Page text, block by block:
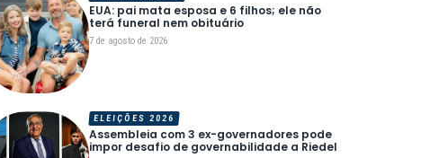
EUA: pai mata esposa e 6 filhos; ele não
terá funeral nem obituário
7 de agosto de 2026
Assembleia com 3 ex-governadores pode
impor desafio de governabilidade a Riedel
ELEIÇÕES 2026